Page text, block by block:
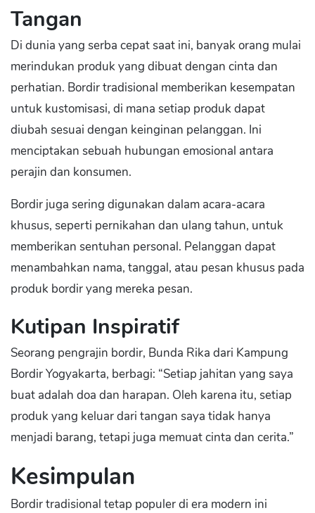
Tangan
Di dunia yang serba cepat saat ini, banyak orang mulai
merindukan produk yang dibuat dengan cinta dan
perhatian. Bordir tradisional memberikan kesempatan
untuk kustomisasi, di mana setiap produk dapat
diubah sesuai dengan keinginan pelanggan. Ini
menciptakan sebuah hubungan emosional antara
perajin dan konsumen.
Bordir juga sering digunakan dalam acara-acara
khusus, seperti pernikahan dan ulang tahun, untuk
memberikan sentuhan personal. Pelanggan dapat
menambahkan nama, tanggal, atau pesan khusus pada
produk bordir yang mereka pesan.
Kutipan Inspiratif
Seorang pengrajin bordir, Bunda Rika dari Kampung
Bordir Yogyakarta, berbagi: “Setiap jahitan yang saya
buat adalah doa dan harapan. Oleh karena itu, setiap
produk yang keluar dari tangan saya tidak hanya
menjadi barang, tetapi juga memuat cinta dan cerita.”
Kesimpulan
Bordir tradisional tetap populer di era modern ini